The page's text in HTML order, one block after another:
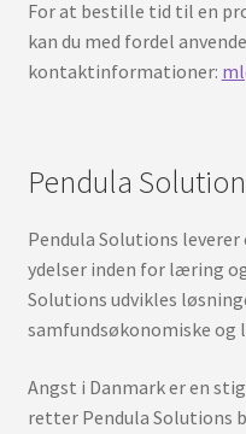
For at bestille tid til en
kan du med fordel
kontaktinformationer:
Pendula
Pendula Solutions
ydelser inden for læring
Solutions udvikles
samfundsøkonomiske og
Angst i Danmark er en
retter Pendula Solutions